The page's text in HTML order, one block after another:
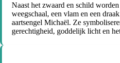
Naast het zwaard en schild
weegschaal, een vlam en een
aartsengel Michaël. Ze
gerechtigheid, goddelijk licht en